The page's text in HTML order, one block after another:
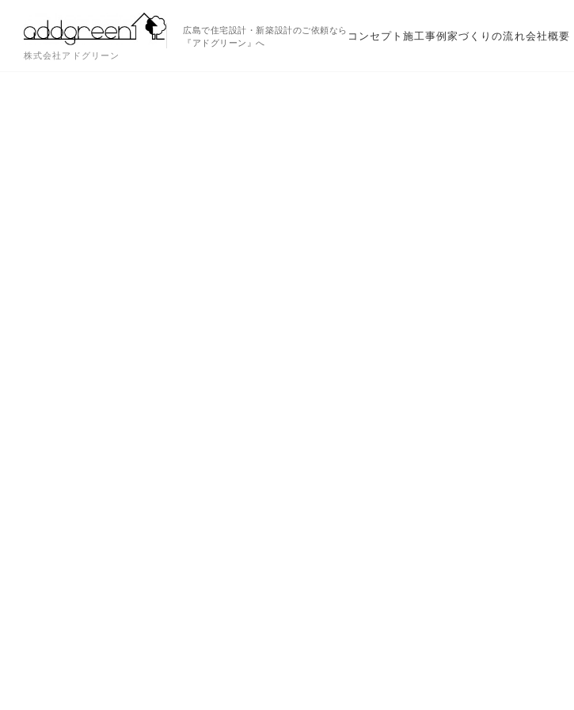
株式会社アドグリーン
広島で住宅設計・新築設計のご依頼なら
『アドグリーン』へ
コンセプト施工事例家づくりの流れ会社概要